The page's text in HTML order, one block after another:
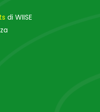
di WIISE